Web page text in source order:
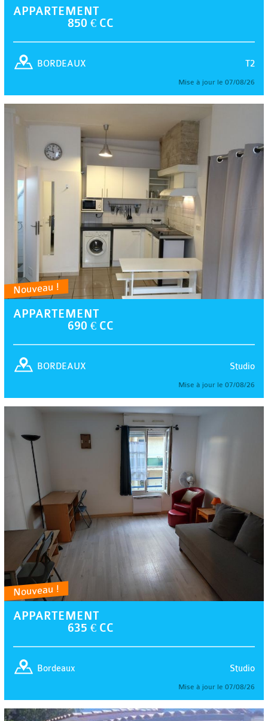
APPARTEMENT
850 € CC
T2
BORDEAUX
Mise à jour le 07/08/26
Nouveau !
APPARTEMENT
690 € CC
Studio
BORDEAUX
Mise à jour le 07/08/26
Nouveau !
APPARTEMENT
635 € CC
Studio
Bordeaux
Mise à jour le 07/08/26